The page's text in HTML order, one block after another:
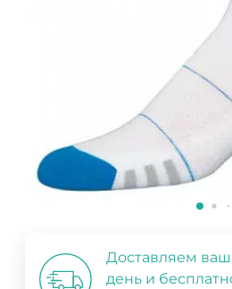
Доставляем
день и